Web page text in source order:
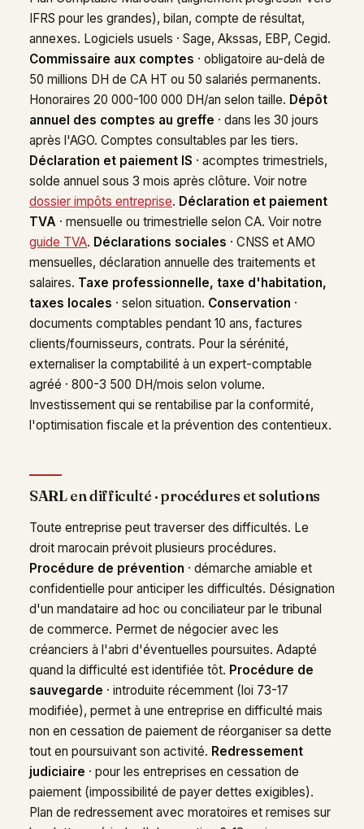
IFRS pour les grandes), bilan, compte de résultat,
annexes. Logiciels usuels · Sage, Akssas, EBP, Cegid.
Commissaire aux comptes · obligatoire au-delà de
50 millions DH de CA HT ou 50 salariés permanents.
Honoraires 20 000-100 000 DH/an selon taille. Dépôt
annuel des comptes au greffe · dans les 30 jours
après l'AGO. Comptes consultables par les tiers.
Déclaration et paiement IS · acomptes trimestriels,
solde annuel sous 3 mois après clôture. Voir notre
dossier impôts entreprise. Déclaration et paiement
TVA · mensuelle ou trimestrielle selon CA. Voir notre
guide TVA. Déclarations sociales · CNSS et AMO
mensuelles, déclaration annuelle des traitements et
salaires. Taxe professionnelle, taxe d'habitation,
taxes locales · selon situation. Conservation ·
documents comptables pendant 10 ans, factures
clients/fournisseurs, contrats. Pour la sérénité,
externaliser la comptabilité à un expert-comptable
agréé · 800-3 500 DH/mois selon volume.
Investissement qui se rentabilise par la conformité,
l'optimisation fiscale et la prévention des contentieux.
SARL en difficulté · procédures et solutions
Toute entreprise peut traverser des difficultés. Le
droit marocain prévoit plusieurs procédures.
Procédure de prévention · démarche amiable et
confidentielle pour anticiper les difficultés. Désignation
d'un mandataire ad hoc ou conciliateur par le tribunal
de commerce. Permet de négocier avec les
créanciers à l'abri d'éventuelles poursuites. Adapté
quand la difficulté est identifiée tôt. Procédure de
sauvegarde · introduite récemment (loi 73-17
modifiée), permet à une entreprise en difficulté mais
non en cessation de paiement de réorganiser sa dette
tout en poursuivant son activité. Redressement
judiciaire · pour les entreprises en cessation de
paiement (impossibilité de payer dettes exigibles).
Plan de redressement avec moratoires et remises sur